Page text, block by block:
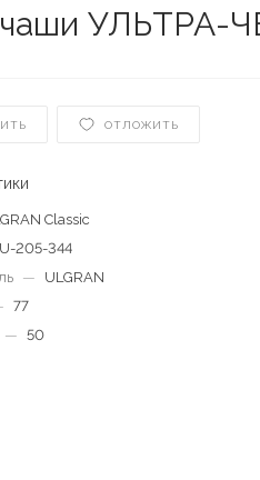
УЛЬТРА-
ОТЛОЖИТЬ
Classic
U-205-344
—
ULGRAN
77
— 50